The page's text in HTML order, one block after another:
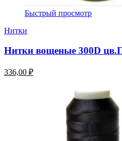
Быстрый просмотр
Нитки
Нитки вощеные 300D
336,00 ₽